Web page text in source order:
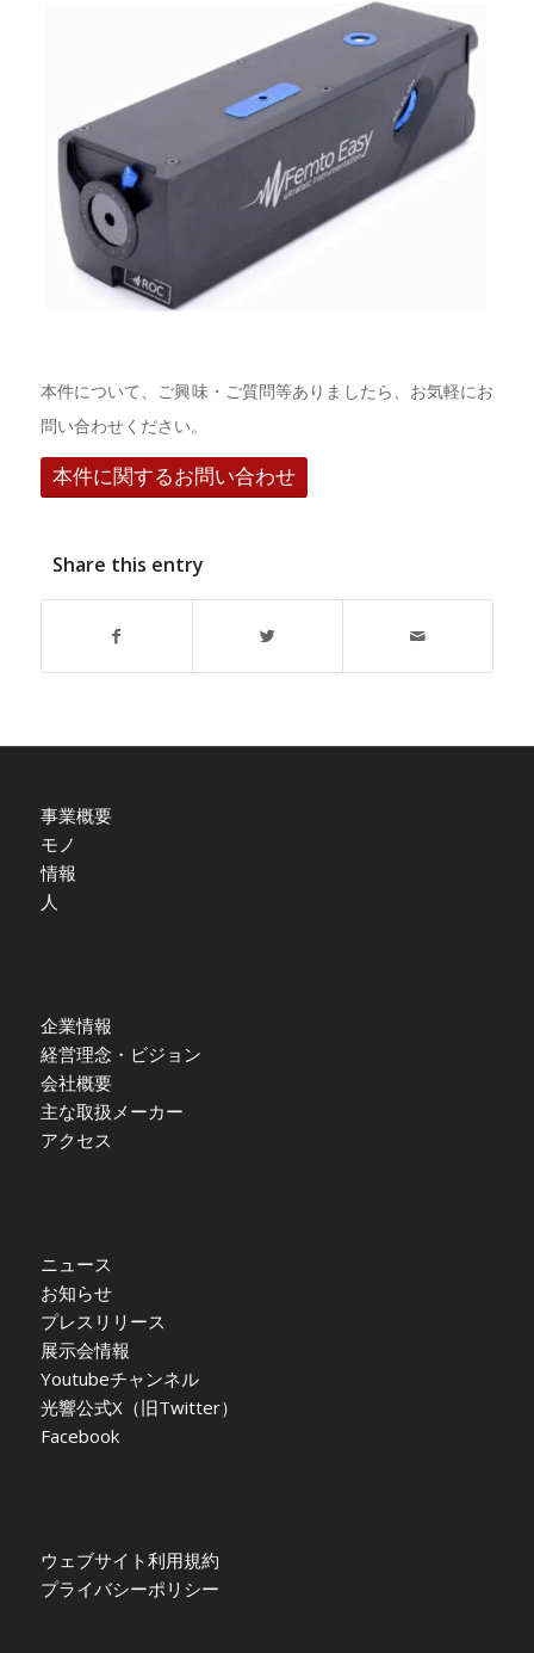
本件について、ご興味・ご質問等ありましたら、お気軽にお
問い合わせください。
本件に関するお問い合わせ
Share this entry
事業概要
モノ
情報
人
企業情報
経営理念・ビジョン
会社概要
主な取扱メーカー
アクセス
ニュース
お知らせ
プレスリリース
展示会情報
Youtubeチャンネル
光響公式X（旧Twitter）
Facebook
ウェブサイト利用規約
プライバシーポリシー